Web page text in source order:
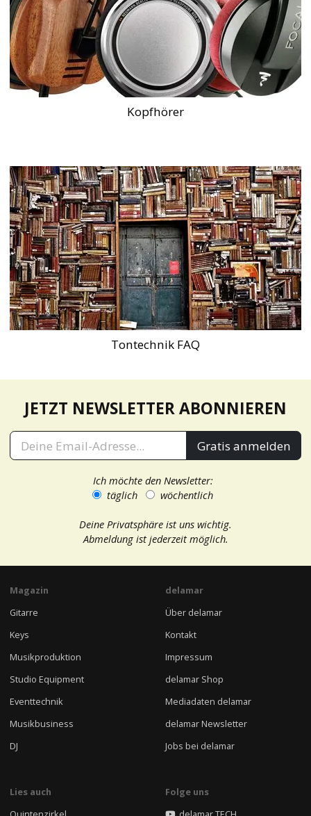
Kopfhörer
Tontechnik FAQ
JETZT NEWSLETTER ABONNIEREN
Gratis anmelden
Ich möchte den Newsletter:
täglich
wöchentlich
Deine Privatsphäre ist uns wichtig.
Abmeldung ist jederzeit möglich.
Magazin
Gitarre
Keys
Musikproduktion
Studio Equipment
Eventtechnik
Musikbusiness
DJ
delamar
Über delamar
Kontakt
Impressum
delamar Shop
Mediadaten delamar
delamar Newsletter
Jobs bei delamar
Lies auch
Folge uns